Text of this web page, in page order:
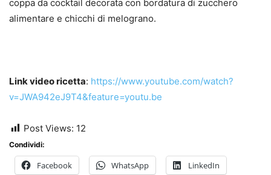
coppa da cocktail decorata con bordatura di zucchero
alimentare e chicchi di melograno.
Link video ricetta: https://www.youtube.com/watch?
v=JWA942eJ9T4&feature=youtu.be
Post Views: 12
Condividi:
Facebook WhatsApp LinkedIn